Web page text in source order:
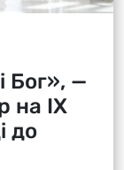
Бог», —
на ІХ
до